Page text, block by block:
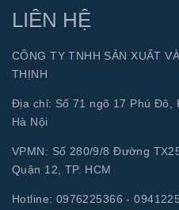
LIÊN HỆ
CÔNG TY TNHH SẢN XUẤT
THỊNH
Địa chỉ: Số 71 ngõ 17 Phú Đô,
Hà Nội
VPMN: Số 280/9/8 Đường
Quận 12, TP. HCM
Hotline: 0976225366 -